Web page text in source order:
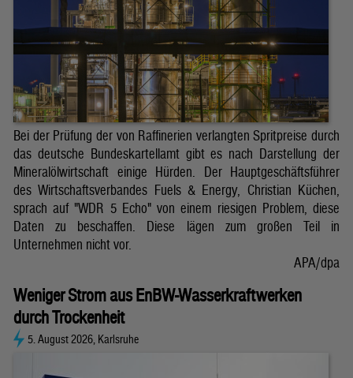
Bei der Prüfung der von Raffinerien verlangten Spritpreise durch
das deutsche Bundeskartellamt gibt es nach Darstellung der
Mineralölwirtschaft einige Hürden. Der Hauptgeschäftsführer
des Wirtschaftsverbandes Fuels & Energy, Christian Küchen,
sprach auf "WDR 5 Echo" von einem riesigen Problem, diese
Daten zu beschaffen. Diese lägen zum großen Teil in
Unternehmen nicht vor.
APA/dpa
Weniger Strom aus EnBW-Wasserkraftwerken
durch Trockenheit
5. August 2026, Karlsruhe